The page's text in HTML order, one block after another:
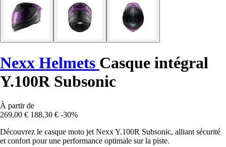
Nexx Helmets Casque intégral
Y.100R Subsonic
À partir de
269,00 € 188,30 € -30%
Découvrez le casque moto jet Nexx Y.100R Subsonic, alliant sécurité
et confort pour une performance optimale sur la piste.